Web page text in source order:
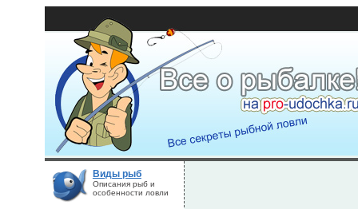
Виды рыб
Описания рыб и
особенности ловли